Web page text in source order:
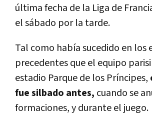
última fecha de la Liga de
el sábado por la tarde.
Tal como había sucedido en los
precedentes que el equipo
estadio Parque de los Príncipes,
fue silbado antes, cuando se
formaciones, y durante el juego.